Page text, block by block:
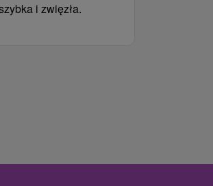
i zwięzła.